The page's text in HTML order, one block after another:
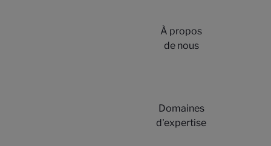
À propos
de nous
Domaines
d'expertise